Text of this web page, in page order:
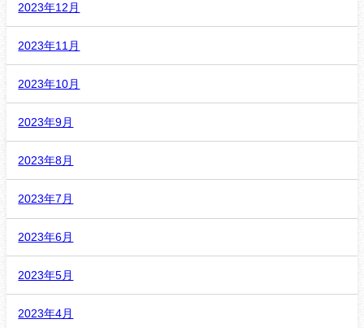
2023年12月
2023年11月
2023年10月
2023年9月
2023年8月
2023年7月
2023年6月
2023年5月
2023年4月